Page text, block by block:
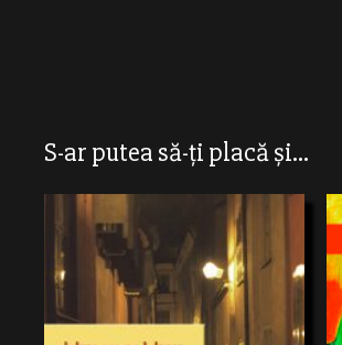
S-ar putea să-ți placă și...